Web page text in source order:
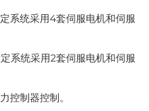
系统采用4套伺服电机和伺服
系统采用2套伺服电机和伺服
控制器控制。